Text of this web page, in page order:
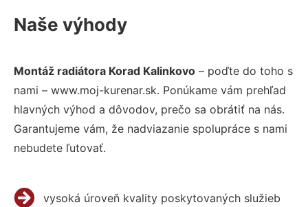
Naše výhody
Montáž radiátora Korad Kalinkovo – poďte do toho s
nami – www.moj-kurenar.sk. Ponúkame vám prehľad
hlavných výhod a dôvodov, prečo sa obrátiť na nás.
Garantujeme vám, že nadviazanie spolupráce s nami
nebudete ľutovať.
vysoká úroveň kvality poskytovaných služieb